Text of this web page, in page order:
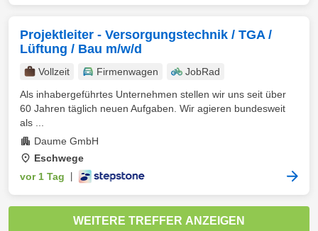
Projektleiter - Versorgungstechnik / TGA /
Lüftung / Bau m/w/d
Vollzeit Firmenwagen
JobRad
Als inhabergeführtes Unternehmen stellen wir uns seit über
60 Jahren täglich neuen Aufgaben. Wir agieren bundesweit
als ...
Daume GmbH
Eschwege
vor 1 Tag
WEITERE TREFFER ANZEIGEN